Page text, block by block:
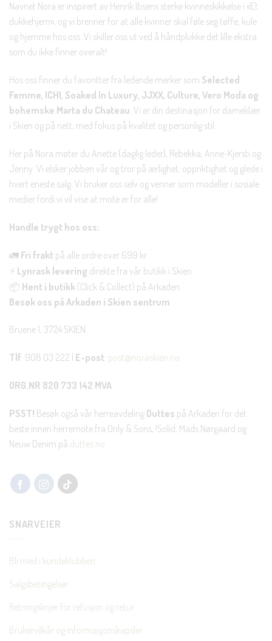
Navnet Nora er inspirert av Henrik Ibsens sterke kvinneskikkelse i «Et
dukkehjem», og vi brenner for at alle kvinner skal føle seg tøffe, kule
og hjemme hos oss. Vi skiller oss ut ved å håndplukke det lille ekstra
som du ikke finner overalt!
Hos oss finner du favoritter fra ledende merker som Selected
Femme, ICHI, Soaked In Luxury, JJXX, Culture, Vero Moda og
bohemske Marta du Chateau. Vi er din destinasjon for dameklær
i Skien og på nett, med fokus på kvalitet og personlig stil.
Her på Nora møter du Anette (daglig leder), Rebekka, Anne-Kjersti og
Jenny. Vi elsker jobben vår og tror på ærlighet, oppriktighet og glede i
hvert eneste salg. Vi bruker oss selv og venner som modeller i sosiale
medier fordi vi vil vise at mote er for alle!
Handle trygt hos oss:
🚛 Fri frakt på alle ordre over 699 kr.
⚡ Lynrask levering direkte fra vår butikk i Skien.
📦 Hent i butikk (Click & Collect) på Arkaden.
Besøk oss på Arkaden i Skien sentrum
Bruene 1, 3724 SKIEN
Tlf: 908 03 222 | E-post: post@noraskien.no
ORG.NR 820 733 142 MVA
PSST! Besøk også vår herreavdeling Duttes på Arkaden for det
beste innen herremote fra Only & Sons, !Solid, Mads Nørgaard og
Neuw Denim på duttes.no
SNARVEIER
Bli med i kundeklubben
Salgsbetingelser
Retningslinjer for refusjon og retur
Brukervilkår og informasjonskapsler
Nei takk, Jeg er ikke interessert